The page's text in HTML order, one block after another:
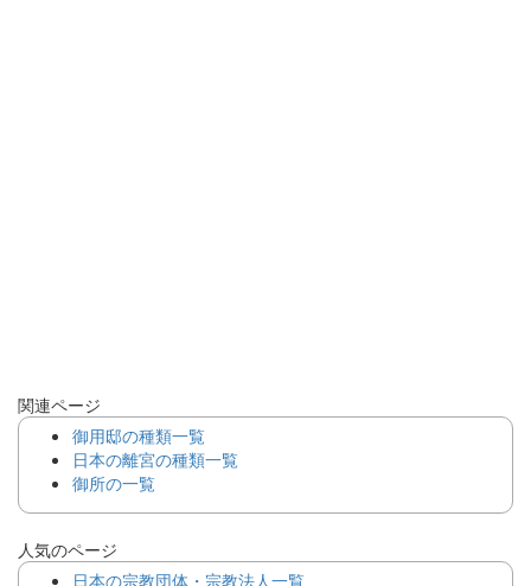
関連ページ
御用邸の種類一覧
日本の離宮の種類一覧
御所の一覧
人気のページ
日本の宗教団体・宗教法人一覧